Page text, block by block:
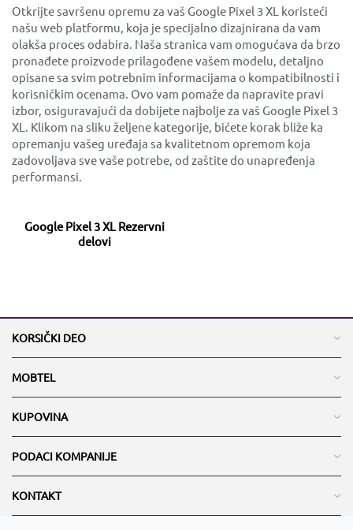
Otkrijte savršenu opremu za vaš Google Pixel 3 XL koristeći
našu web platformu, koja je specijalno dizajnirana da vam
olakša proces odabira. Naša stranica vam omogućava da brzo
pronađete proizvode prilagođene vašem modelu, detaljno
opisane sa svim potrebnim informacijama o kompatibilnosti i
korisničkim ocenama. Ovo vam pomaže da napravite pravi
izbor, osiguravajući da dobijete najbolje za vaš Google Pixel 3
XL. Klikom na sliku željene kategorije, bićete korak bliže ka
opremanju vašeg uređaja sa kvalitetnom opremom koja
zadovoljava sve vaše potrebe, od zaštite do unapređenja
performansi.
Google Pixel 3 XL Rezervni
delovi
KORSIČKI DEO
MOBTEL
KUPOVINA
PODACI KOMPANIJE
KONTAKT